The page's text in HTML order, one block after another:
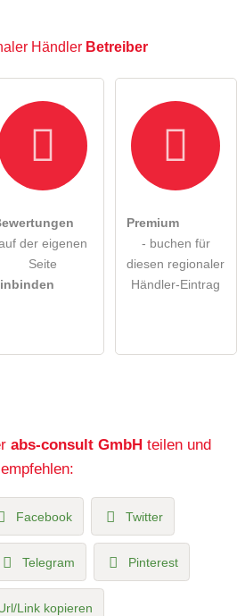
Händler Betreiber
der eigenen
Seite
Premium
- buchen für
diesen regionaler
Händler-Eintrag
abs-consult GmbH teilen und
empfehlen:
Facebook Twitter
Telegram Pinterest
Link kopieren